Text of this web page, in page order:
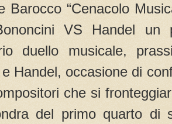
Barocco “Cenacolo
VS Handel un
duello musicale,
Handel, occasione di
che si
del primo quarto di